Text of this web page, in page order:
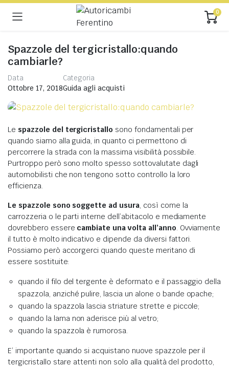
0
Spazzole del tergicristallo:quando
cambiarle?
Data
Ottobre 17, 2018
Categoria
Guida agli acquisti
Le spazzole del tergicristallo sono fondamentali per
quando siamo alla guida, in quanto ci permettono di
percorrere la strada con la massima visibilità possibile.
Purtroppo però sono molto spesso sottovalutate dagli
automobilisti che non tengono sotto controllo la loro
efficienza.
Le spazzole sono soggette ad usura, così come la
carrozzeria o le parti interne dell’abitacolo e mediamente
dovrebbero essere cambiate una volta all’anno . Ovviamente
il tutto è molto indicativo e dipende da diversi fattori.
Possiamo però accorgerci quando queste meritano di
essere sostituite:
quando il filo del tergente è deformato e il passaggio della
spazzola, anziché pulire, lascia un alone o bande opache;
quando la spazzola lascia striature strette e piccole;
quando la lama non aderisce più al vetro;
quando la spazzola è rumorosa.
E’ importante quando si acquistano nuove spazzole per il
tergicristallo stare attenti non solo alla qualità del prodotto,